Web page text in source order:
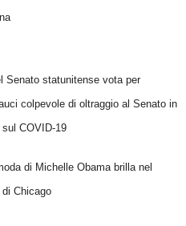
Senato statunitense vota per
colpevole di oltraggio al Senato in
sul COVID-19
di Michelle Obama brilla nel
Chicago